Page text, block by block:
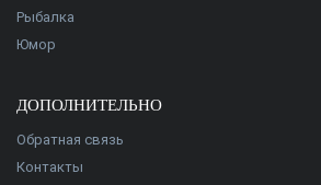
Рыбалка
Юмор
ДОПОЛНИТЕЛЬНО
Обратная связь
Контакты